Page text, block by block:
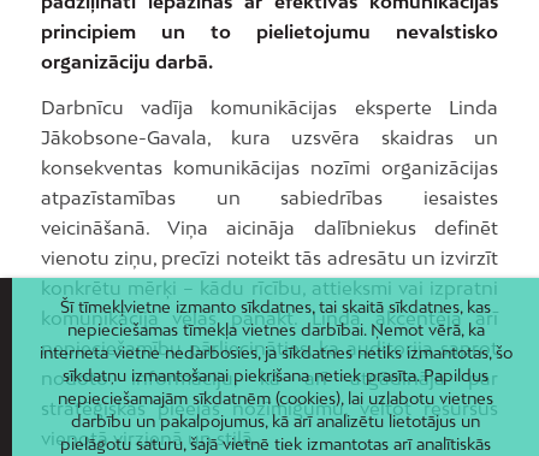
principiem un to pielietojumu nevalstisko
organizāciju darbā.
Darbnīcu vadīja komunikācijas eksperte Linda
Jākobsone-Gavala, kura uzsvēra skaidras un
konsekventas komunikācijas nozīmi organizācijas
atpazīstamības un sabiedrības iesaistes
veicināšanā. Viņa aicināja dalībniekus definēt
vienotu ziņu, precīzi noteikt tās adresātu un izvirzīt
konkrētu mērķi – kādu rīcību, attieksmi vai izpratni
komunikācija vēlas panākt. Linda akcentēja arī
nepieciešamību pārliecināties, ka auditorija saprot
nodoto informāciju, kā arī atgādināja par
stratēģiskas pieejas nozīmīgumu, veltot resursus
vienotā virzienā un stilā.
Šī tīmekļvietne izmanto sīkdatnes, tai skaitā sīkdatnes, kas
nepieciešamas tīmekļa vietnes darbībai. Ņemot vērā, ka
interneta vietne nedarbosies, ja sīkdatnes netiks izmantotas, šo
sīkdatņu izmantošanai piekrišana netiek prasīta. Papildus
nepieciešamajām sīkdatnēm (cookies), lai uzlabotu vietnes
darbību un pakalpojumus, kā arī analizētu lietotājus un
pielāgotu saturu, šajā vietnē tiek izmantotas arī analītiskās